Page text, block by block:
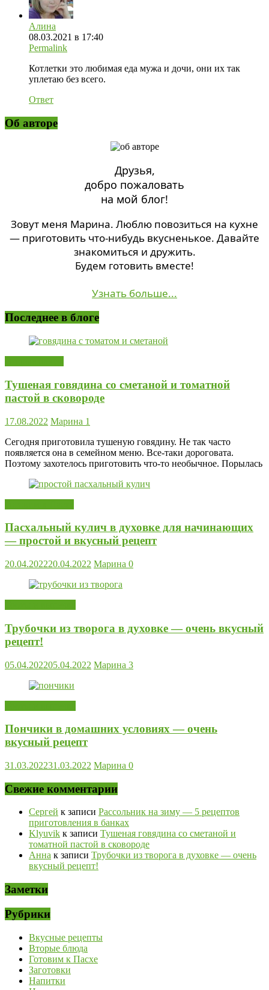
Алина
08.03.2021 в 17:40
Permalink
Котлетки это любимая еда мужа и дочи, они их так
уплетаю без всего.
Ответ
Об авторе
Друзья,
добро пожаловать
на мой блог!
Зовут меня Марина. Люблю повозиться на кухне
— приготовить что-нибудь вкусненькое. Давайте
знакомиться и дружить.
Будем готовить вместе!
Узнать больше...
Последнее в блоге
Тушеная говядина со сметаной и томатной
пастой в сковороде
17.08.2022 Марина 1
Сегодня приготовила тушеную говядину. Не так часто
появляется она в семейном меню. Все-таки дороговата.
Поэтому захотелось приготовить что-то необычное. Порылась
Пасхальный кулич в духовке для начинающих
— простой и вкусный рецепт
20.04.202220.04.2022 Марина 0
Трубочки из творога в духовке — очень вкусный
рецепт!
05.04.202205.04.2022 Марина 3
Пончики в домашних условиях — очень
вкусный рецепт
31.03.202231.03.2022 Марина 0
Свежие комментарии
Сергей к записи Рассольник на зиму — 5 рецептов
приготовления в банках
Klyuvik к записи Тушеная говядина со сметаной и
томатной пастой в сковороде
Анна к записи Трубочки из творога в духовке — очень
вкусный рецепт!
Заметки
Рубрики
Вкусные рецепты
Вторые блюда
Готовим к Пасхе
Заготовки
Напитки